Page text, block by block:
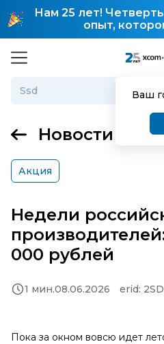
Нам 25 лет!
опыт,
Ваш
Новости
Акция
Недели
000 рублей
1 мин.08.06.2026 erid:
Пока за окном вовсю идет